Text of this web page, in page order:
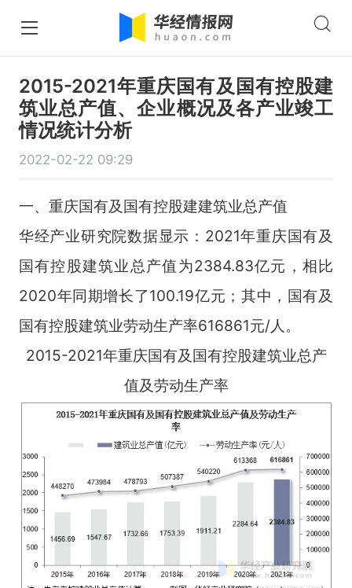
2015-2021年重庆国有及国有控股建
筑业总产值、企业概况及各产业竣工
情况统计分析
2022-02-22 09:29
一、重庆国有及国有控股建建筑业总产值
华经产业研究院数据显示：2021年重庆国有及
国有控股建筑业总产值为2384.83亿元，相比
2020年同期增长了100.19亿元；其中，国有及
国有控股建筑业劳动生产率616861元/人。
2015-2021年重庆国有及国有控股建筑业总产
值及劳动生产率